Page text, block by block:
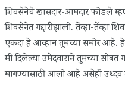
शिवसेनेचे खासदार-आमदार फोडले
शिवसेनेत गद्दारी झाली. तेंव्हा-तेंव्हा
एकदा हे आव्हान तुमच्या समोर आहे.
मी दिलेल्या उमेदवाराने तुमच्या सोबत
मागण्यासाठी आलो आहे असेही उध्दव